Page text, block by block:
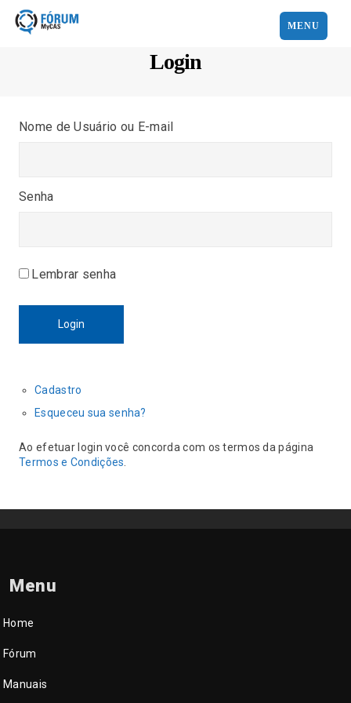
MENU
Login
Nome de Usuário ou E-mail
Senha
Lembrar senha
Login
Cadastro
Esqueceu sua senha?
Ao efetuar login você concorda com os termos da página
Termos e Condições
Menu
Home
Fórum
Manuais